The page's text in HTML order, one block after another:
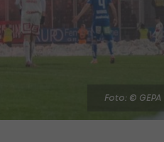
Foto: © GEPA